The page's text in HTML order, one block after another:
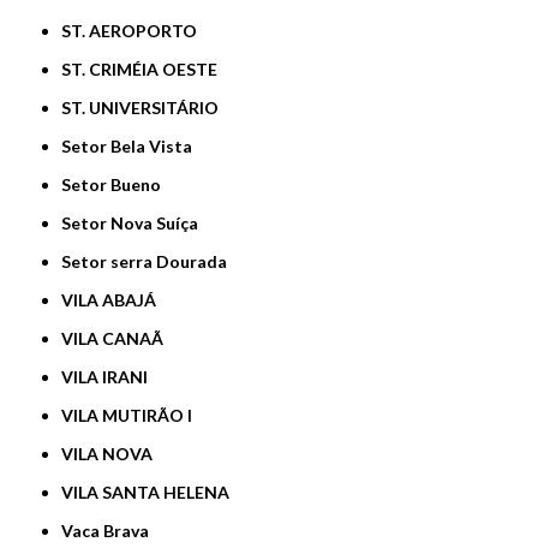
ST. AEROPORTO
ST. CRIMÉIA OESTE
ST. UNIVERSITÁRIO
Setor Bela Vista
Setor Bueno
Setor Nova Suíça
Setor serra Dourada
VILA ABAJÁ
VILA CANAÃ
VILA IRANI
VILA MUTIRÃO I
VILA NOVA
VILA SANTA HELENA
Vaca Brava